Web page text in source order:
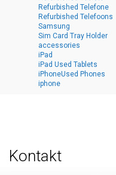
Refurbished Telefone
Refurbished Telefoons
Samsung
Sim Card Tray Holder
accessories
iPad
iPad Used Tablets
iPhoneUsed Phones
iphone
Kontakt